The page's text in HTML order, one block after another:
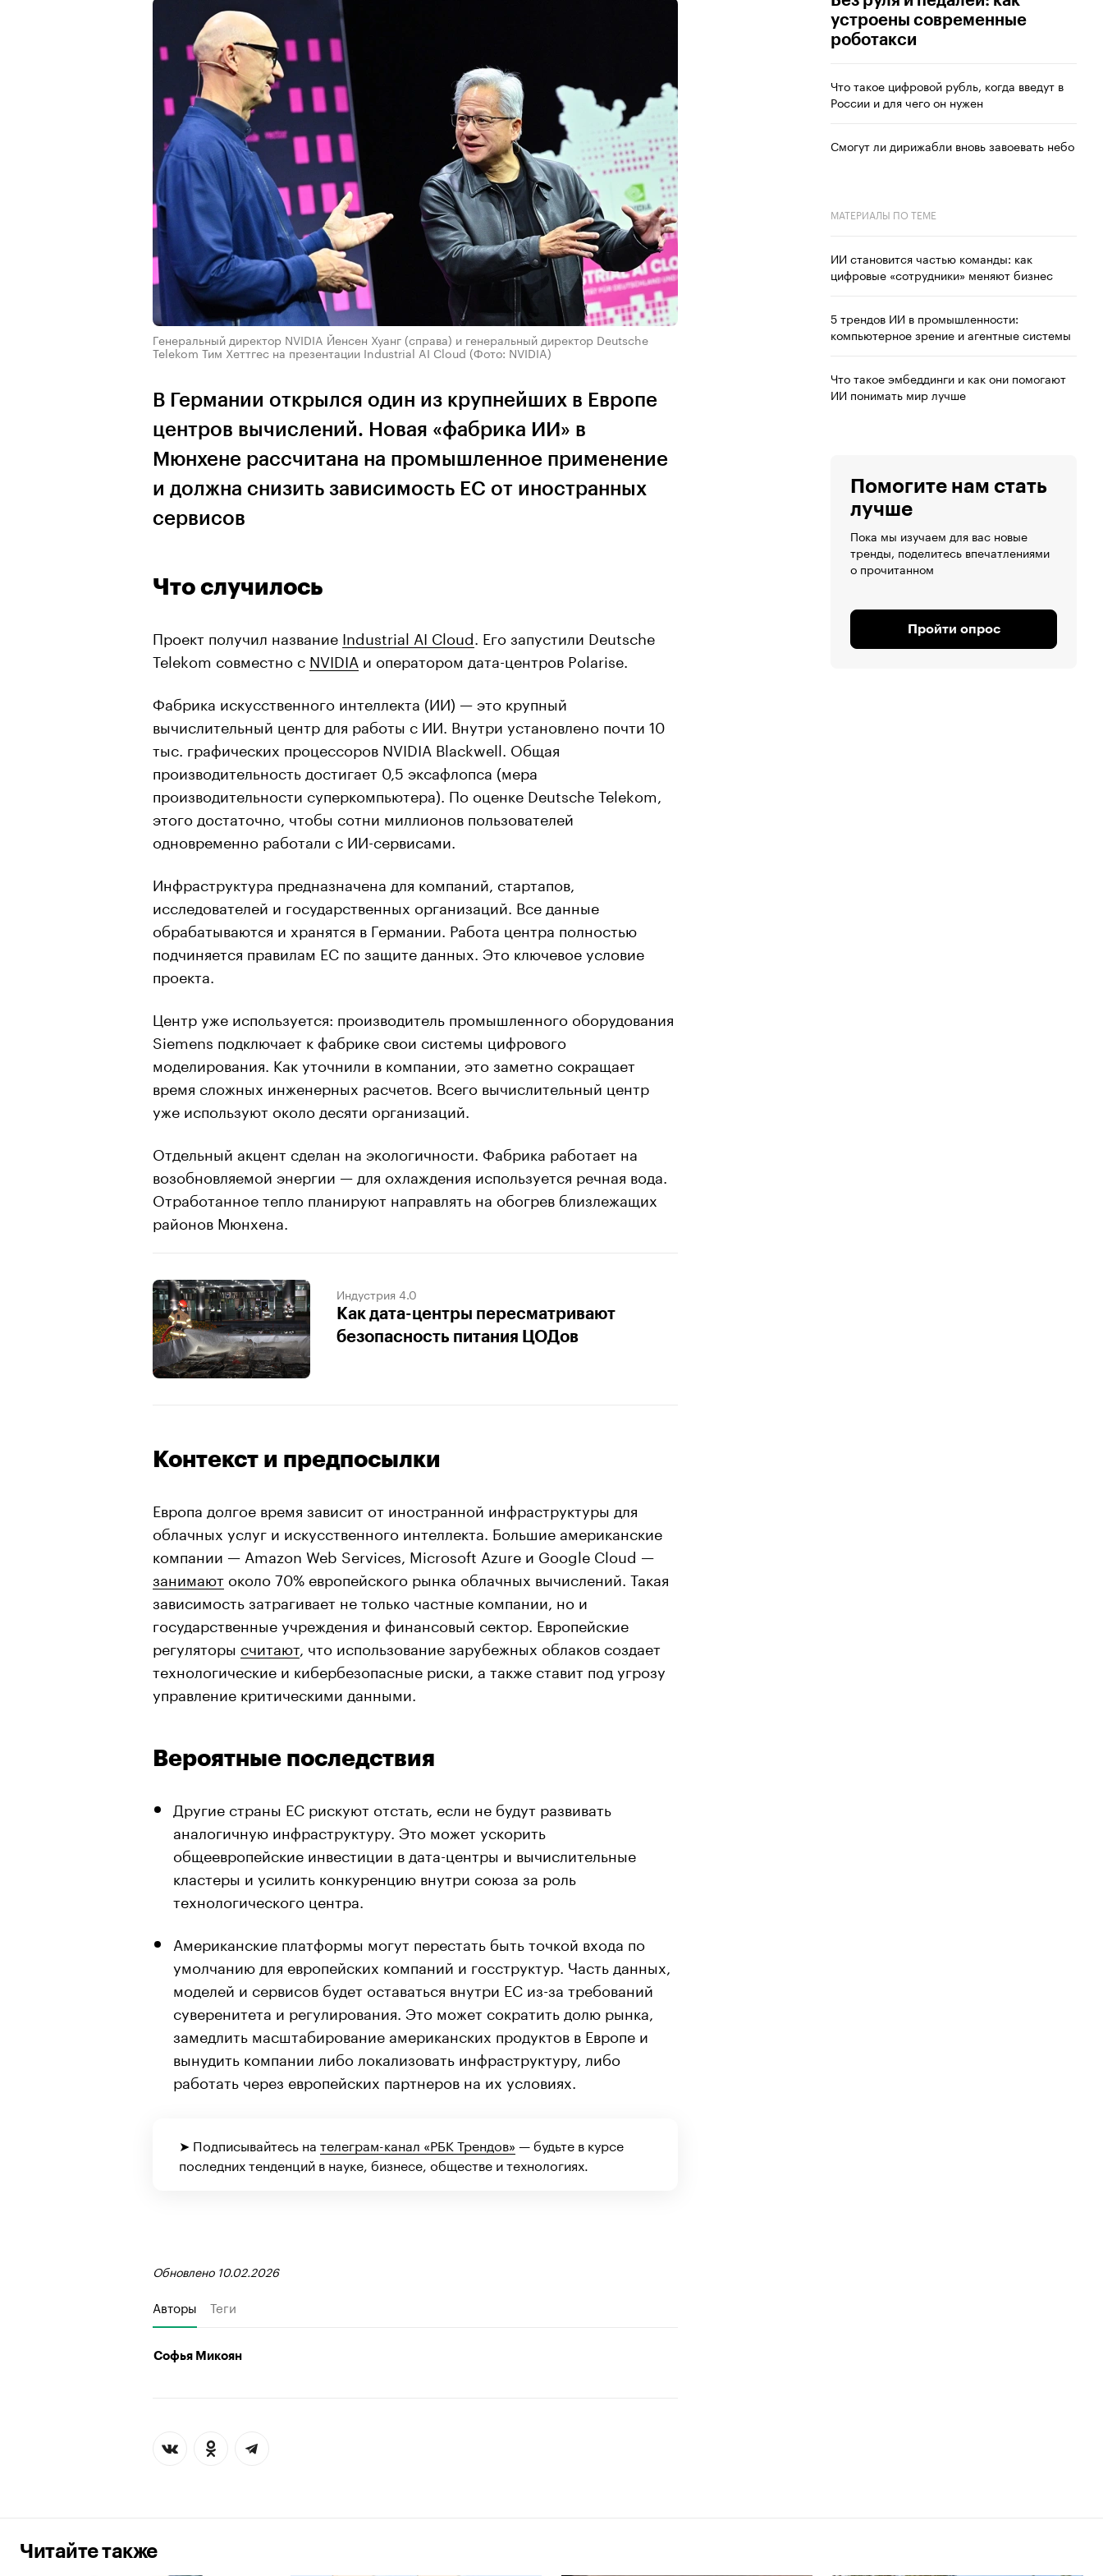
Генеральный директор NVIDIA Йенсен Хуанг (справа) и генеральный директор Deutsche
Telekom Тим Хеттгес на презентации Industrial AI Cloud (Фото: NVIDIA)
В Германии открылся один из крупнейших в Европе
центров вычислений. Новая «фабрика ИИ» в
Мюнхене рассчитана на промышленное применение
и должна снизить зависимость ЕС от иностранных
сервисов
Что случилось
Проект получил название Industrial AI Cloud . Его запустили Deutsche
Telekom совместно с NVIDIA и оператором дата-центров Polarise.
Фабрика искусственного интеллекта (ИИ) — это крупный
вычислительный центр для работы с ИИ. Внутри установлено почти 10
тыс. графических процессоров NVIDIA Blackwell. Общая
производительность достигает 0,5 эксафлопса (мера
производительности суперкомпьютера). По оценке Deutsche Telekom,
этого достаточно, чтобы сотни миллионов пользователей
одновременно работали с ИИ-сервисами.
Инфраструктура предназначена для компаний, стартапов,
исследователей и государственных организаций. Все данные
обрабатываются и хранятся в Германии. Работа центра полностью
подчиняется правилам ЕС по защите данных. Это ключевое условие
проекта.
Центр уже используется: производитель промышленного оборудования
Siemens подключает к фабрике свои системы цифрового
моделирования. Как уточнили в компании, это заметно сокращает
время сложных инженерных расчетов. Всего вычислительный центр
уже используют около десяти организаций.
Отдельный акцент сделан на экологичности. Фабрика работает на
возобновляемой энергии — для охлаждения используется речная вода.
Отработанное тепло планируют направлять на обогрев близлежащих
районов Мюнхена.
Индустрия 4.0
Как дата-центры пересматривают
безопасность питания ЦОДов
Контекст и предпосылки
Европа долгое время зависит от иностранной инфраструктуры для
облачных услуг и искусственного интеллекта. Большие американские
компании — Amazon Web Services, Microsoft Azure и Google Cloud —
занимают около 70% европейского рынка облачных вычислений. Такая
зависимость затрагивает не только частные компании, но и
государственные учреждения и финансовый сектор. Европейские
регуляторы считают, что использование зарубежных облаков создает
технологические и кибербезопасные риски, а также ставит под угрозу
управление критическими данными.
Вероятные последствия
Другие страны ЕС рискуют отстать, если не будут развивать
аналогичную инфраструктуру. Это может ускорить
общеевропейские инвестиции в дата-центры и вычислительные
кластеры и усилить конкуренцию внутри союза за роль
технологического центра.
Американские платформы могут перестать быть точкой входа по
умолчанию для европейских компаний и госструктур. Часть данных,
моделей и сервисов будет оставаться внутри ЕС из-за требований
суверенитета и регулирования. Это может сократить долю рынка,
замедлить масштабирование американских продуктов в Европе и
вынудить компании либо локализовать инфраструктуру, либо
работать через европейских партнеров на их условиях.
➤ Подписывайтесь на телеграм-канал «РБК Трендов» — будьте в курсе
последних тенденций в науке, бизнесе, обществе и технологиях.
Обновлено 10.02.2026
Авторы Теги
Софья Микоян
устроены современные
роботакси
Что такое цифровой рубль, когда введут в
России и для чего он нужен
Смогут ли дирижабли вновь завоевать небо
МАТЕРИАЛЫ ПО ТЕМЕ
ИИ становится частью команды: как
цифровые «сотрудники» меняют бизнес
5 трендов ИИ в промышленности:
компьютерное зрение и агентные системы
Что такое эмбеддинги и как они помогают
ИИ понимать мир лучше
Помогите нам стать
лучше
Пока мы изучаем для вас новые
тренды, поделитесь впечатлениями
о прочитанном
Пройти опрос
Читайте также